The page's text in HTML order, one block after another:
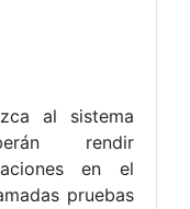
al sistema
rendir
en el
pruebas